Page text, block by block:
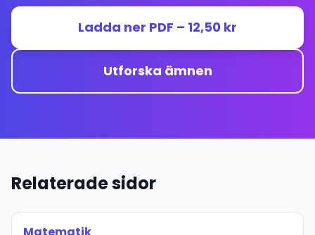
Ladda ner PDF – 12,50 kr
Utforska ämnen
Relaterade sidor